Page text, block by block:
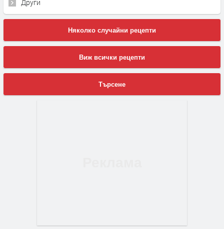
Други
Няколко случайни рецепти
Виж всички рецепти
Търсене